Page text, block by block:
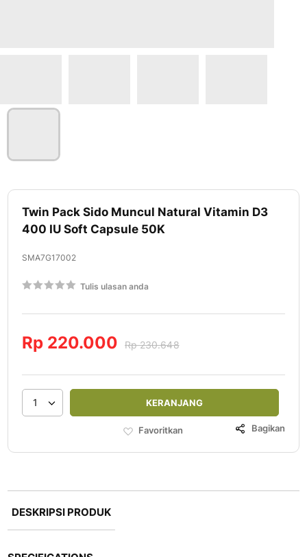
Twin Pack Sido Muncul Natural Vitamin D3
400 IU Soft Capsule 50K
SMA7G17002
Bagikan
Rating:
60
% of 100
Tulis ulasan anda
Rp 220.000 Rp 230.648
1 KERANJANG
Favoritkan
Lewati
awal
galeri
DESKRIPSI PRODUK